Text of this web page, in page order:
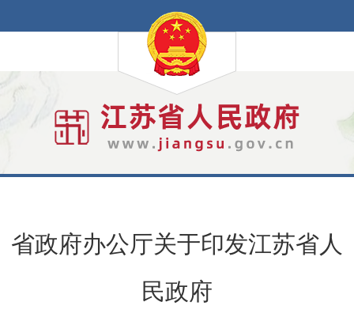
省政府办公厅关于印发江苏省人
民政府